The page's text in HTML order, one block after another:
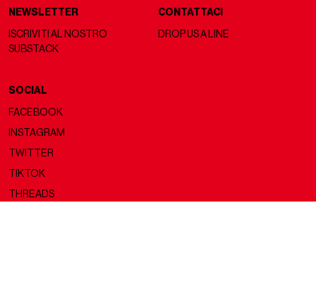
NEWSLETTER
ISCRIVITI AL NOSTRO
SUBSTACK
CONTATTACI
DROP US A LINE
SOCIAL
FACEBOOK
INSTAGRAM
TWITTER
TIKTOK
THREADS